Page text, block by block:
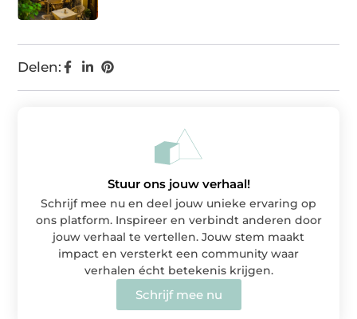
Delen:
Stuur ons jouw verhaal!
Schrijf mee nu en deel jouw unieke ervaring op
ons platform. Inspireer en verbindt anderen door
jouw verhaal te vertellen. Jouw stem maakt
impact en versterkt een community waar
verhalen écht betekenis krijgen.
Schrijf mee nu